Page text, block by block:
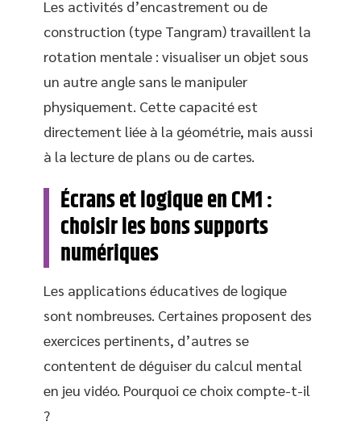
Les activités d’encastrement ou de
construction (type Tangram) travaillent la
rotation mentale : visualiser un objet sous
un autre angle sans le manipuler
physiquement. Cette capacité est
directement liée à la géométrie, mais aussi
à la lecture de plans ou de cartes.
Écrans et logique en CM1 :
choisir les bons supports
numériques
Les applications éducatives de logique
sont nombreuses. Certaines proposent des
exercices pertinents, d’autres se
contentent de déguiser du calcul mental
en jeu vidéo. Pourquoi ce choix compte-t-il
?